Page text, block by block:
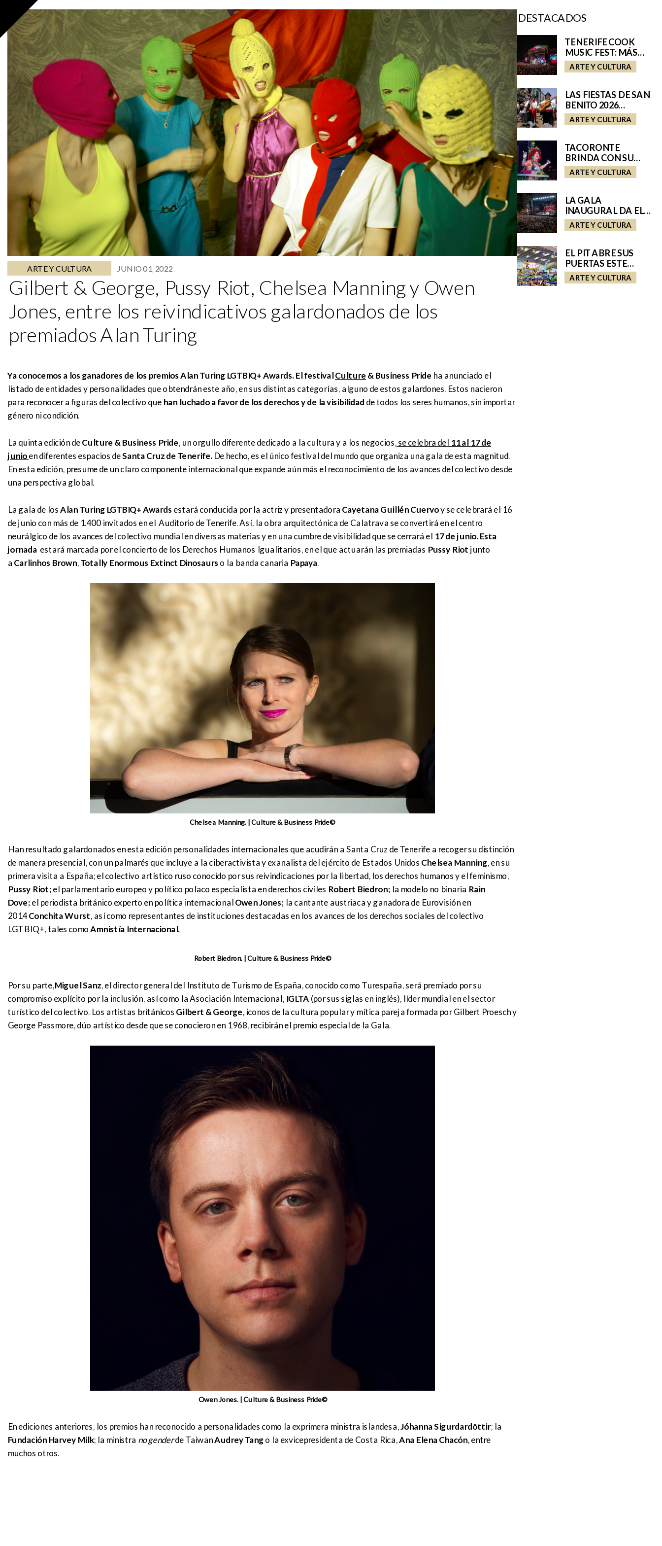
ARTE Y CULTURA JUNIO 01, 2022
Gilbert & George, Pussy Riot, Chelsea Manning y Owen
Jones, entre los reivindicativos galardonados de los
premiados Alan Turing
Ya conocemos a los ganadores de los premios Alan Turing LGTBIQ+ Awards. El festivalCulture& Business Pride ha anunciado el
listado de entidades y personalidades que obtendrán este año, en sus distintas categorías, alguno de estos galardones. Estos nacieron
para reconocer a figuras del colectivo que han luchado a favor de los derechos y de la visibilidad de todos los seres humanos, sin importar
género ni condición.
La quinta edición deCulture& Business Pride, un orgullo diferente dedicado a la cultura y a los negocios,se celebra del 11 al 17 de
junioen diferentes espacios deSanta Cruz de Tenerife. De hecho,es el único festival del mundo que organiza una gala de esta magnitud.
En esta edición, presume de un claro componente internacional que expande aún más el reconocimiento de los avances del colectivo desde
una perspectiva global.
La gala de losAlan Turing LGTBIQ+ Awardsestará conducida por la actriz y presentadora Cayetana Guillén Cuervoy se celebrará el 16
de junio con más de 1.400 invitados en el Auditorio de Tenerife. Así, la obra arquitectónica de Calatrava se convertirá en el centro
neurálgico de los avances del colectivo mundial en diversas materias y en una cumbre de visibilidad que se cerrará el 17 de junio. Esta
jornada estará marcada por el concierto de los Derechos Humanos Igualitarios, en el que actuarán las premiadas Pussy Riot junto
a Carlinhos Brown,Totally Enormous Extinct Dinosaurso la banda canaria Papaya.
Chelsea Manning. | Culture & Business Pride©
Han resultado galardonados en esta edición personalidades internacionales que acudirán a Santa Cruz de Tenerife a recoger su distinción
de manera presencial, con un palmarés que incluye a la ciberactivista y exanalista del ejército de Estados Unidos Chelsea Manning, en su
primera visita a España; el colectivo artístico ruso conocido por sus reivindicaciones por la libertad, los derechos humanos y el feminismo,
Pussy Riot;el parlamentario europeo y político polaco especialista en derechos civiles Robert Biedron; la modelo no binaria Rain
Dove;el periodista británico experto en política internacionalOwen Jones; la cantante austriaca y ganadora de Eurovisión en
2014Conchita Wurst, así como representantes de instituciones destacadas en los avances de los derechos sociales del colectivo
LGTBIQ+, tales comoAmnistía Internacional.
Robert Biedron. | Culture & Business Pride©
Por su parte,Miguel Sanz, el director general del Instituto de Turismo de España, conocido como Turespaña, será premiado por su
compromiso explícito por la inclusión, así como la Asociación Internacional, IGLTA (por sus siglas en inglés), líder mundial en el sector
turístico del colectivo. Los artistas británicos Gilbert & George, iconos de la cultura popular y mítica pareja formada por Gilbert Proesch y
George Passmore, dúo artístico desde que se conocieron en 1968, recibirán el premio especial de la Gala.
Owen Jones. | Culture & Business Pride©
En ediciones anteriores, los premios han reconocido a personalidades como la exprimera ministra islandesa,Jóhanna Sigurdardöttir; la
Fundación Harvey Milk; la ministra no genderde TaiwanAudrey Tango la exvicepresidenta de Costa Rica,Ana Elena Chacón, entre
muchos otros.
DESTACADOS
TENERIFE COOK
MUSIC FEST: MÁS
QUE MÚSICA
ARTE Y CULTURA
LAS FIESTAS DE SAN
BENITO 2026
ENSALZAN EL
FOLCLORE Y LAS
TENERIFE E
INCORPORAN A SAN
CRISTÓBAL A SU
ROMERÍA REGIONAL
ARTE Y CULTURA
TACORONTE
BRINDA CON SU
CARNAVAL MÁS
AROMÁTICO:
2026
ARTE Y CULTURA
LA GALA
INAUGURAL DA EL
PISTOLETAZO DE
SALIDA AL
ARTE Y CULTURA
EL PIT ABRE SUS
PUERTAS ESTE
VIERNES CARGADO
DE DIVERSIÓN
ARTE Y CULTURA